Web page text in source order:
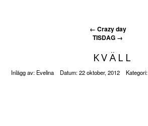
← Crazy day
TISDAG →
KVÄLL
Inlägg av: Evelina Datum:22 oktober, 2012 Kategori: